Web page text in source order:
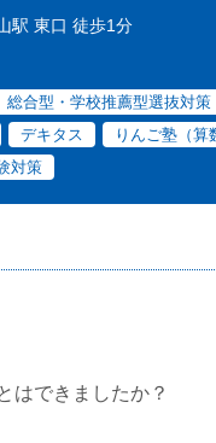
駅 東口 徒歩1分
総合型・学校推薦型選抜対策
デキタス
りんご塾（算
対策
はできましたか？